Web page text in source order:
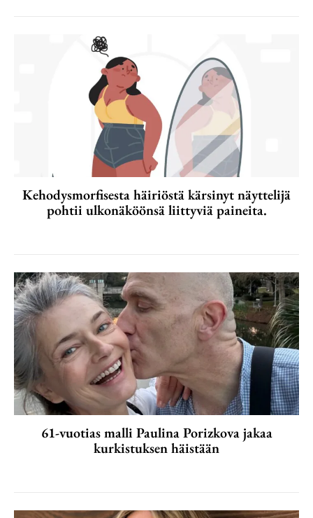
Kehodysmorfisesta häiriöstä kärsinyt näyttelijä
pohtii ulkonäköönsä liittyviä paineita.
61-vuotias malli Paulina Porizkova jakaa
kurkistuksen häistään